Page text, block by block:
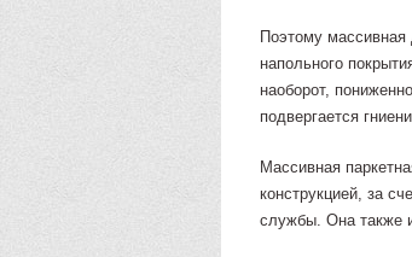
Поэтому массивная
напольного
наоборот,
подвергается
Массивная
конструкцией, за
службы. Она также